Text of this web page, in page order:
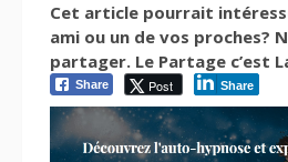
Cet article pourrait
ami ou un de vos proches?
partager. Le Partage c’est
Share Post Share